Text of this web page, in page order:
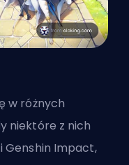
w różnych
niektóre z nich
Genshin Impact,